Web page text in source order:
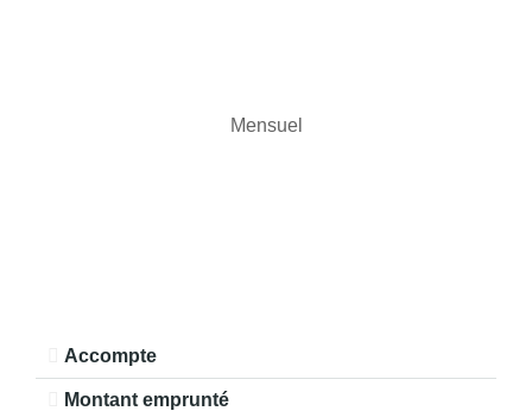
Mensuel
Accompte
Montant emprunté